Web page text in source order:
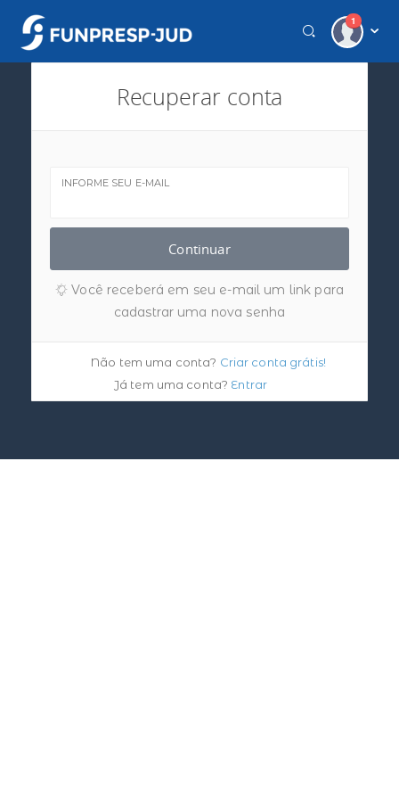
1
Recuperar conta
INFORME SEU E-MAIL
Continuar
Você receberá em seu e-mail um link para
cadastrar uma nova senha
Não tem uma conta? Criar conta grátis!
Já tem uma conta? Entrar